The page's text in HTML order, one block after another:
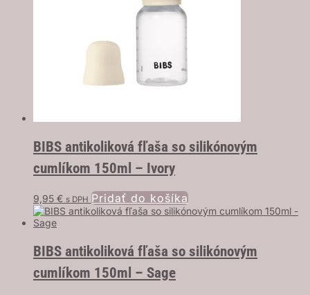
BIBS antikoliková fľaša so silikónovým
cumlíkom 150ml – Ivory
9,95 € s DPH Pridať do košíka
BIBS antikoliková fľaša so silikónovým
cumlíkom 150ml – Sage